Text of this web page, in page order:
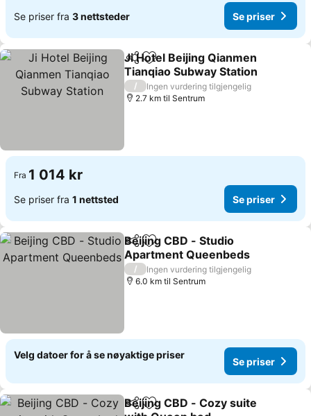
Se priser fra 3 nettsteder Se priser
Del Legg til i favoritter
Ji Hotel Beijing Qianmen
Tianqiao Subway Station
Se priser
/
Ingen vurdering tilgjengelig
2.7 km til Sentrum
Fra 1 014 kr
Se priser fra 1 nettsted Se priser
Del Legg til i favoritter
Beijing CBD - Studio
Apartment Queenbeds
Se priser
/
Ingen vurdering tilgjengelig
6.0 km til Sentrum
Velg datoer for å se nøyaktige priser
Se priser
Del Legg til i favoritter
Beijing CBD - Cozy suite